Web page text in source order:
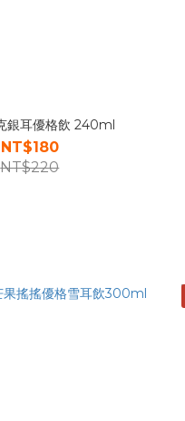
銀耳優格飲 240ml
NT$180
NT$220